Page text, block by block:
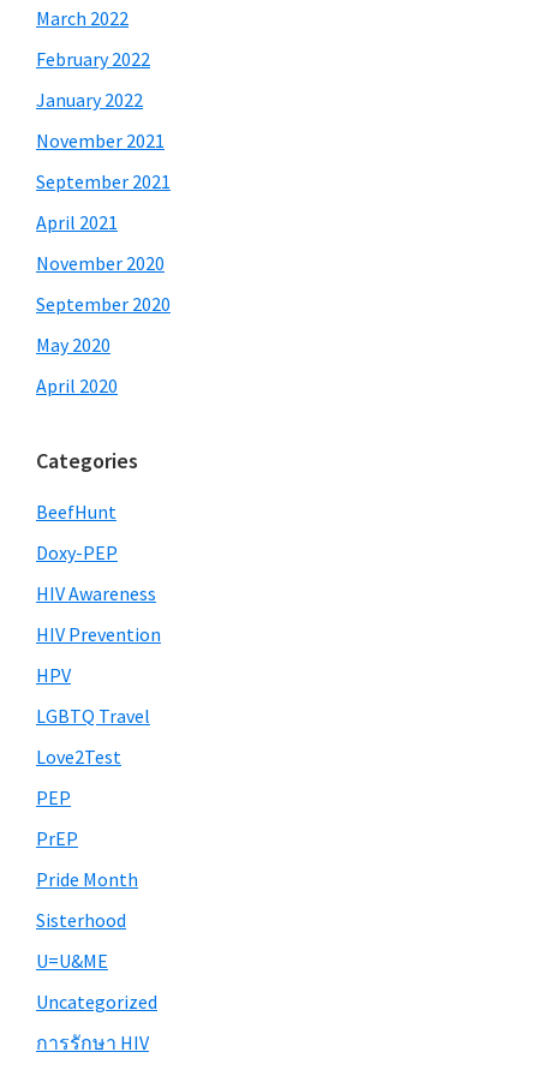
March 2022
February 2022
January 2022
November 2021
September 2021
April 2021
November 2020
September 2020
May 2020
April 2020
Categories
BeefHunt
Doxy-PEP
HIV Awareness
HIV Prevention
HPV
LGBTQ Travel
Love2Test
PEP
PrEP
Pride Month
Sisterhood
U=U&ME
Uncategorized
การรักษา HIV